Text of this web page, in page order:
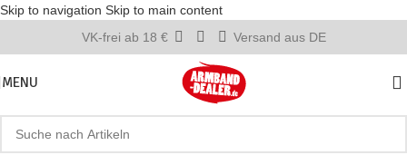
Skip to navigation Skip to main content
VK-frei ab 18 €
Versand aus DE
MENU